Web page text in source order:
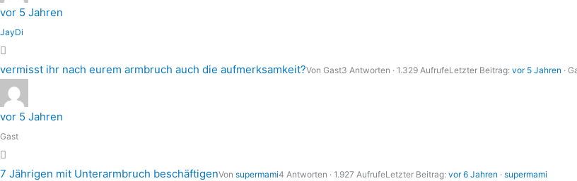
vor 5 Jahren
JayDi
vermisst ihr nach eurem armbruch auch die aufmerksamkeit?Von Gast3 Antworten · 1.329 AufrufeLetzter Beitrag: vor 5 Jahren ·
vor 5 Jahren
Gast
7 Jährigen mit Unterarmbruch beschäftigenVon supermami4 Antworten · 1.927 AufrufeLetzter Beitrag: vor 6 Jahren · supermami